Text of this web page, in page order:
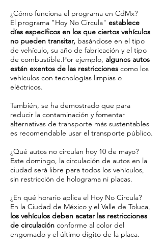
¿Cómo funciona el programa en CdMx?
El programa "Hoy No Circula" establece
días específicos en los que ciertos vehículos
no pueden transitar, basándose en el tipo
de vehículo, su año de fabricación y el tipo
de combustible.Por ejemplo, algunos autos
están exentos de las restricciones como los
vehículos con tecnologías limpias o
eléctricos.
También, se ha demostrado que para
reducir la contaminación y fomentar
alternativas de transporte más sustentables
es recomendable usar el transporte público.
¿Qué autos no circulan hoy 10 de mayo?
Este domingo, la circulación de autos en la
ciudad será libre para todos los vehículos,
sin restricción de holograma ni placas.
¿En qué horario aplica el Hoy No Circula?
En la Ciudad de México y el Valle de Toluca,
los vehículos deben acatar las restricciones
de circulación conforme al color del
engomado y el último dígito de la placa.